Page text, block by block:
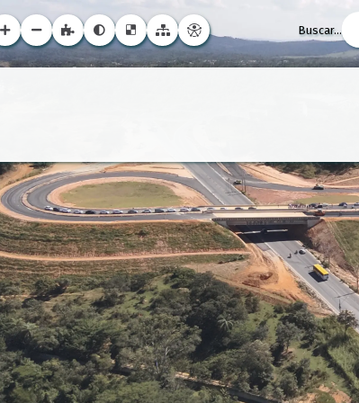
Buscar...